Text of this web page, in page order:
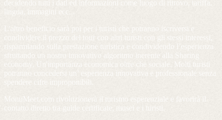
decidendo tutti i dati ed informazioni come luogo di ritrovo, tariffa,
lingua, immagini ecc...
L'altro beneficio sarà poi per i turisti che potranno iscriversi e
condividere il prezzo del tour con altri turisti con gli stessi interessi,
risparmiando sulla prestazione turistica e condividendo l’esperienza
sfruttando un nostro innovativo algoritmo inerente alla Sharing
economy. Un'importanza economica oltre che sociale. Molti turisti
potranno concedersi un’ esperienza innovativa e professionale senza
spendere cifre improponibili.
MonuMeet.com rivoluzionerà il turismo esperenziale e favorirà il
contatto diretto tra guide certificate, musei e i turisti.